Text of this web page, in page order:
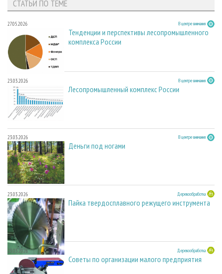
СТАТЬИ ПО ТЕМЕ
27.05.2026 В центре внимания
Тенденции и перспективы лесопромышленного
комплекса России
23.03.2026 В центре внимания
Лесопромышленный комплекс России
23.03.2026 В центре внимания
Деньги под ногами
23.03.2026 Деревообработка
Пайка твердосплавного режущего инструмента
23.03.2026 Деревообработка
Советы по организации малого предприятия